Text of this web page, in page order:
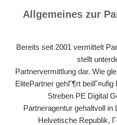
Allgemeines zur
Bereits seit 2001 vermittelt
stellt
Partnervermittlung dar. Wie
ElitePartner gehГ¶rt
Streben PE Digital
Partneragentur gehaltvoll in
Helvetische Republik,